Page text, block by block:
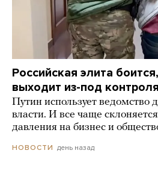
Российская элита
выходит из-под контроля
Путин использует ведомство
власти. И все чаще
давления на бизнес и
НОВОСТИ день назад